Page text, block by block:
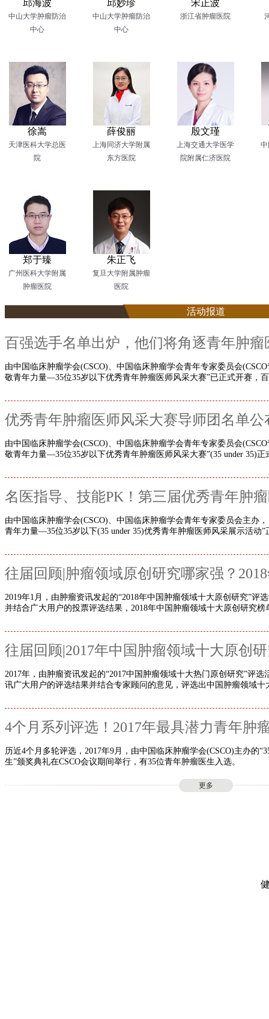
邱海波
中山大学肿瘤防治
中心
邱妙珍
中山大学肿瘤防治
中心
宋正波
浙江省肿瘤医院
徐嵩
天津医科大学总医
院
薛俊丽
上海同济大学附属
东方医院
殷文瑾
上海交通大学医学
院附属仁济医院
郑于臻
广州医科大学附属
肿瘤医院
朱正飞
复旦大学附属肿瘤
医院
活动报道
更多
百强选手名单出炉，他们将角逐青年肿瘤
由中国临床肿瘤学会(CSCO)、中国临床肿瘤学会青年专家委员会
敬青年力量—35位35岁以下优秀青年肿瘤医师风采大赛”已正式开赛，
优秀青年肿瘤医师风采大赛导师团名单
由中国临床肿瘤学会(CSCO)、中国临床肿瘤学会青年专家委员会
敬青年力量—35位35岁以下优秀青年肿瘤医师风采大赛”(35 under 35)正
名医指导、技能PK！第三届优秀青年肿
由中国临床肿瘤学会(CSCO)、中国临床肿瘤学会青年专家委员会主办
青年力量—35位35岁以下(35 under 35)优秀青年肿瘤医师风采展示活动”
往届回顾|肿瘤领域原创研究哪家强？
2019年1月，由肿瘤资讯发起的“2018年中国肿瘤领域十大原创研究”评
并结合广大用户的投票评选结果，2018年中国肿瘤领域十大原创研究榜
往届回顾|2017年中国肿瘤领域十大原创
2017年，由肿瘤资讯发起的“2017中国肿瘤领域十大热门原创研究”评
讯广大用户的评选结果并结合专家顾问的意见，评选出中国肿瘤领域十
4个月系列评选！2017年最具潜力青年肿
历近4个月多轮评选，2017年9月，由中国临床肿瘤学会(CSCO)主办的
生”颁奖典礼在CSCO会议期间举行，有35位青年肿瘤医生入选。